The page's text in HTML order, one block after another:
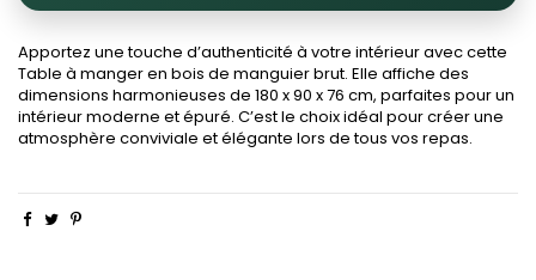
Apportez une touche d’authenticité à votre intérieur avec cette
Table à manger en bois de manguier brut. Elle affiche des
dimensions harmonieuses de 180 x 90 x 76 cm, parfaites pour un
intérieur moderne et épuré. C’est le choix idéal pour créer une
atmosphère conviviale et élégante lors de tous vos repas.